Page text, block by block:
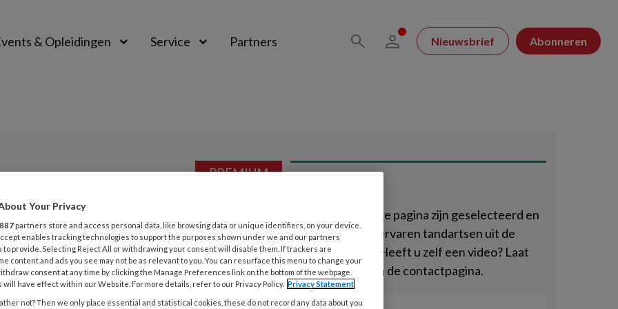
& Opleidingen Service Partners Nieuwsbrief Abonneren
PREMIUM
resins finishing and polishing -
De video’s op deze pagina zijn geselecteerd en
gescreend door ervaren tandartsen uit de
redactie van TP. Heeft u zelf een video? Laat
het ons weten via de contactpagina.
Your Privacy
887 partners store and access personal data, like browsing data or unique identifiers, on your device.
enables tracking technologies to support the purposes shown under we and our partners
to provide. Selecting Reject All or withdrawing your consent will disable them. If trackers are
content and ads you see may not be as relevant to you. You can resurface this menu to change your
consent at any time by clicking the Manage Preferences link on the bottom of the webpage.
will have effect within our Website. For more details, refer to our Privacy Policy. Privacy Statement
not? Then we only place essential and statistical cookies, these do not record any data about you